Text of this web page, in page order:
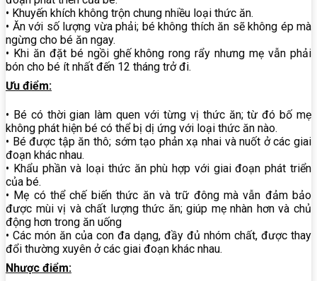
• Khuyến khích không trộn chung nhiều loại thức ăn.
• Ăn với số lượng vừa phải; bé không thích ăn sẽ không ép mà
ngừng cho bé ăn ngay.
• Khi ăn đặt bé ngồi ghế không rong rẩy nhưng mẹ vẫn phải
bón cho bé ít nhất đến 12 tháng trở đi.
Ưu điểm:
• Bé có thời gian làm quen với từng vị thức ăn; từ đó bố mẹ
không phát hiện bé có thể bị dị ứng với loại thức ăn nào.
• Bé được tập ăn thô; sớm tạo phản xạ nhai và nuốt ở các giai
đoạn khác nhau.
• Khẩu phần và loại thức ăn phù hợp với giai đoạn phát triển
của bé.
• Mẹ có thể chế biến thức ăn và trữ đông mà vẫn đảm bảo
được mùi vị và chất lượng thức ăn; giúp mẹ nhàn hơn và chủ
động hơn trong ăn uống
• Các món ăn của con đa dạng, đầy đủ nhóm chất, được thay
đổi thường xuyên ở các giai đoạn khác nhau.
Nhược điểm: